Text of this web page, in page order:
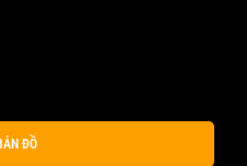
ĐỒ